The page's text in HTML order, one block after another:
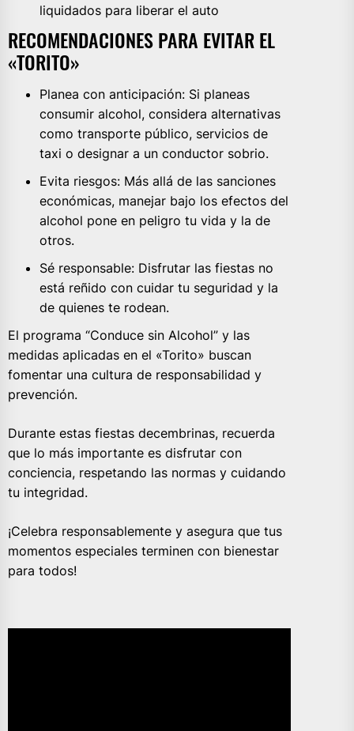
liquidados para liberar el auto
RECOMENDACIONES PARA EVITAR EL
«TORITO»
Planea con anticipación: Si planeas
consumir alcohol, considera alternativas
como transporte público, servicios de
taxi o designar a un conductor sobrio.
Evita riesgos: Más allá de las sanciones
económicas, manejar bajo los efectos del
alcohol pone en peligro tu vida y la de
otros.
Sé responsable: Disfrutar las fiestas no
está reñido con cuidar tu seguridad y la
de quienes te rodean.
El programa “Conduce sin Alcohol” y las
medidas aplicadas en el «Torito» buscan
fomentar una cultura de responsabilidad y
prevención.
Durante estas fiestas decembrinas, recuerda
que lo más importante es disfrutar con
conciencia, respetando las normas y cuidando
tu integridad.
¡Celebra responsablemente y asegura que tus
momentos especiales terminen con bienestar
para todos!